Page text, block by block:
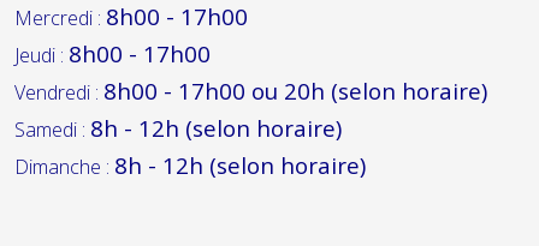
Mercredi : 8h00 - 17h00
Jeudi : 8h00 - 17h00
Vendredi : 8h00 - 17h00 ou 20h (selon horaire)
Samedi : 8h - 12h (selon horaire)
Dimanche : 8h - 12h (selon horaire)